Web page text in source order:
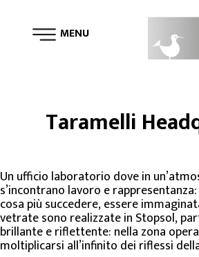
MENU
Taramelli
Un ufficio laboratorio dove in
s’incontrano lavoro e
cosa più succedere, essere
vetrate sono realizzate in Stopsol,
brillante e riflettente: nella zona
moltiplicarsi all’infinito dei riflessi